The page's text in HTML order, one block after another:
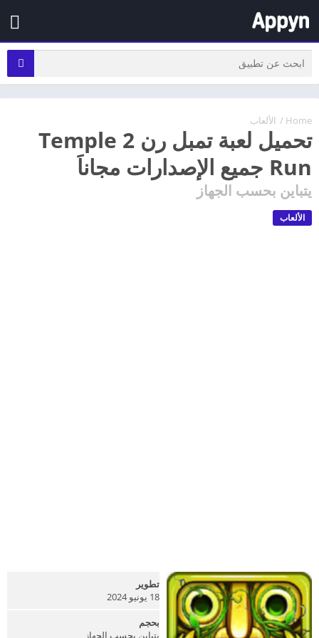
Home
/ الألعاب
تحميل لعبة تمبل رن 2 Temple
Run جميع الإصدارات مجاناَ
يتباين بحسب الجهاز
الألعاب
تطوير
18 يونيو 2024
بحجم
يتباين بحسب الجهاز